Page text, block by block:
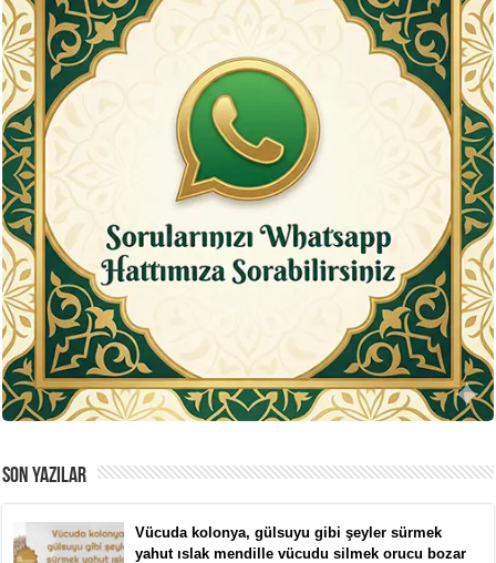
SON YAZILAR
Vücuda kolonya, gülsuyu gibi şeyler sürmek
yahut ıslak mendille vücudu silmek orucu bozar